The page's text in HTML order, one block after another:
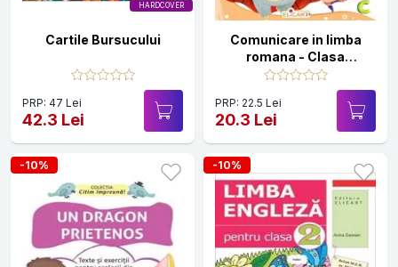
HARDCOVER
Cartile Bursucului
PRP: 47 Lei
42.3 Lei
Comunicare in limba
romana - Clasa
pregatitoare - Partea I
PRP: 22.5 Lei
20.3 Lei
-10% -10%